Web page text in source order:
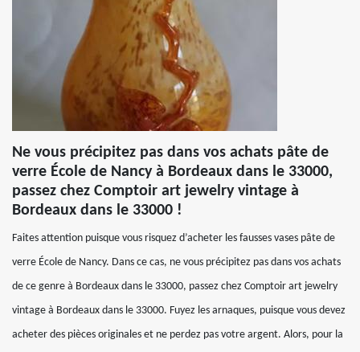
Ne vous précipitez pas dans vos achats pâte de
verre École de Nancy à Bordeaux dans le 33000,
passez chez Comptoir art jewelry vintage à
Bordeaux dans le 33000 !
Faites attention puisque vous risquez d’acheter les fausses vases pâte de
verre École de Nancy. Dans ce cas, ne vous précipitez pas dans vos achats
de ce genre à Bordeaux dans le 33000, passez chez Comptoir art jewelry
vintage à Bordeaux dans le 33000. Fuyez les arnaques, puisque vous devez
acheter des pièces originales et ne perdez pas votre argent. Alors, pour la